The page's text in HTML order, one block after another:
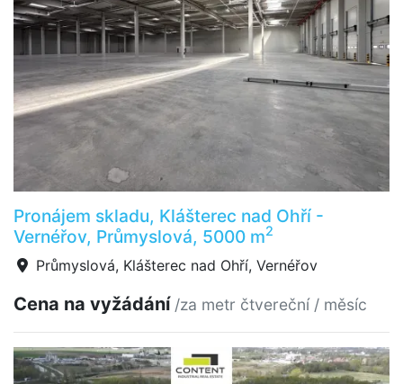
Pronájem skladu, Klášterec nad Ohří -
Vernéřov, Průmyslová, 5000 m2
Průmyslová, Klášterec nad Ohří, Vernéřov
Cena na vyžádání /za metr čtvereční / měsíc